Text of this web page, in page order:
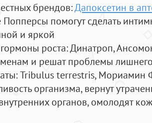
брендов:Дапоксетин в
Попперсы помогут сделать
и яркой
роста: Динатроп,
и решат проблемы
Tribulus terrestris, Мориамин
организма, вернут
органов, омолодят